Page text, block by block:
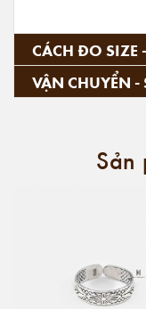
CÁCH ĐO SIZE
VẬN CHUYỂN -
Sản